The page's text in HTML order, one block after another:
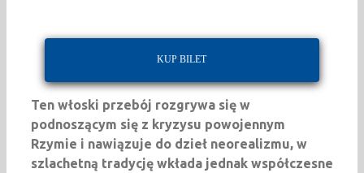
KUP BILET
Ten włoski przebój rozgrywa się w
podnoszącym się z kryzysu powojennym
Rzymie i nawiązuje do dzieł neorealizmu, w
szlachetną tradycję wkłada jednak współczesne